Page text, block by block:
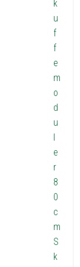
k
u
f
f
e
m
o
d
u
l
e
r
8
0
c
m
S
k